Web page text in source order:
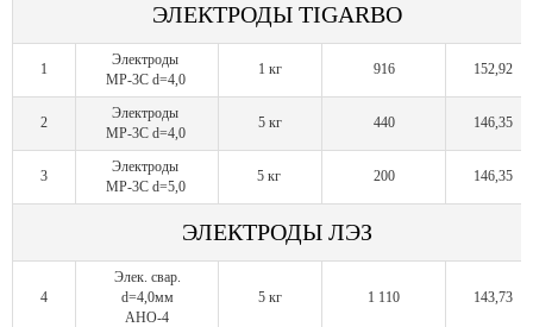
ЭЛЕКТРОДЫ TIGARBO
1
Электроды
МР-3С d=4,0
1 кг 916 152,92
2
Электроды
МР-3С d=4,0
5 кг 440 146,35
3
Электроды
МР-3С d=5,0
5 кг 200 146,35
ЭЛЕКТРОДЫ ЛЭЗ
4
Элек. свар.
d=4,0мм
АНО-4
5 кг 1 110 143,73